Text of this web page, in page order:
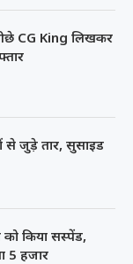
CG King लिखकर
से जुड़े तार, सुसाइड
को किया सस्पेंड,
5 हजार